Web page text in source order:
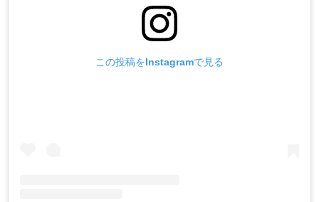
この投稿をInstagramで見る